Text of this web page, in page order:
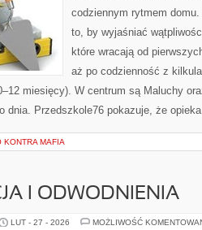
codziennym rytmem
to, by wyjaśniać
które wracają od
aż po codzienność z
miesięcy). W centrum są Maluchy
dnia. Przedszkole76 pokazuje, że
KONTRA MAFIA
I ODWODNIENIA
LUT - 27 - 2026 MOŻLIWOŚĆ